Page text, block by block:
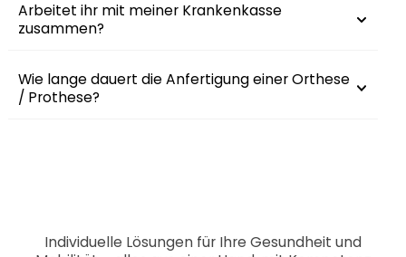
Arbeitet ihr mit meiner Krankenkasse
zusammen?
Wie lange dauert die Anfertigung einer Orthese
/ Prothese?
Individuelle Lösungen für Ihre Gesundheit und